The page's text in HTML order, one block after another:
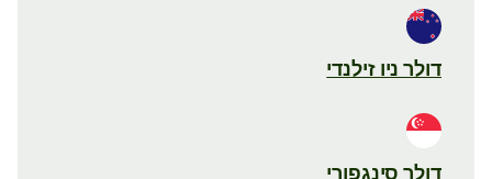
דולר ניו זילנדי
דולר סינגפורי